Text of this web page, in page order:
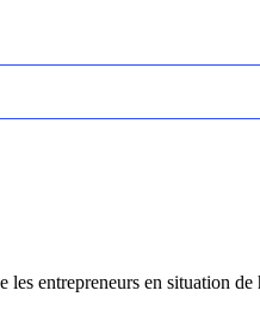
les entrepreneurs en situation